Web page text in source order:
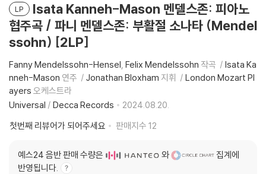
LP
Isata Kanneh-Mason 멘델스존: 피아노
협주곡 / 파니 멘델스존: 부활절 소나타 (Mendel
ssohn) [2LP]
Fanny Mendelssohn-Hensel Felix Mendelssohn 작곡
Isata Ka
nneh-Mason 연주 Jonathan Bloxham 지휘
London Mozart Pl
ayers 오케스트라
Universal / Decca Records
2024.08.20.
첫번째 리뷰어가 되어주세요
판매지수 12
예스24 음반 판매 수량은 와
집계에
반영됩니다.